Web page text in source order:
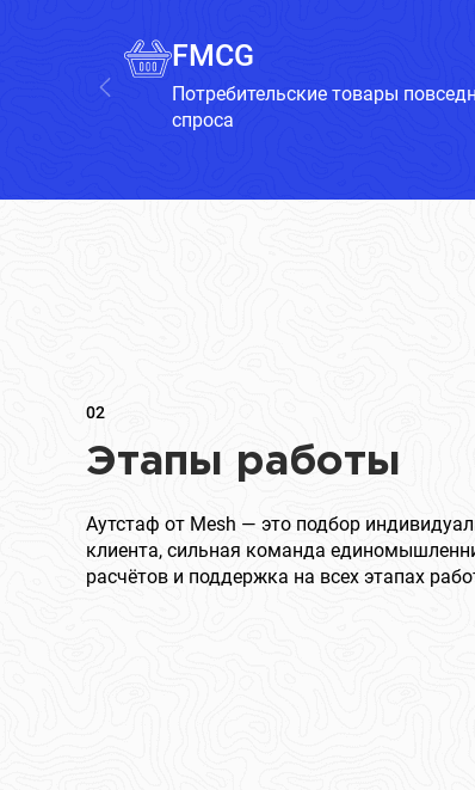
FMCG
Потребительские товары
спроса
02
Этапы работы
Аутстаф от Mesh — это подбор
клиента, сильная команда
расчётов и поддержка на всех этапах